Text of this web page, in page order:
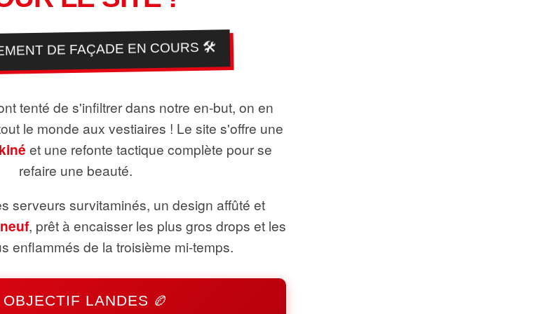
DE FAÇADE EN COURS 🛠️
tenté de s'infiltrer dans notre en-but, on en
le monde aux vestiaires ! Le site s'offre une
et une refonte tactique complète pour se
refaire une beauté.
serveurs survitaminés, un design affûté et
, prêt à encaisser les plus gros drops et les
enflammés de la troisième mi-temps.
OBJECTIF LANDES 🏉